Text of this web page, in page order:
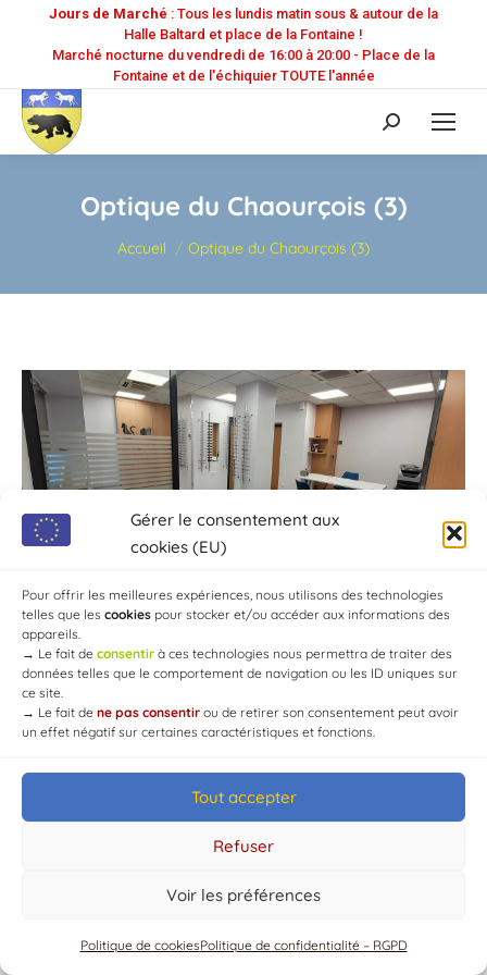
Gérer le consentement aux
cookies (EU)
Pour offrir les meilleures expériences, nous utilisons des technologies
telles que les cookies pour stocker et/ou accéder aux informations des
appareils.
→ Le fait de consentir à ces technologies nous permettra de traiter des
données telles que le comportement de navigation ou les ID uniques sur
ce site.
→ Le fait de ne pas consentir ou de retirer son consentement peut avoir
un effet négatif sur certaines caractéristiques et fonctions.
Tout accepter
Refuser
Voir les préférences
Politique de cookiesPolitique de confidentialité – RGPD
Jours de Marché : Tous les lundis matin sous & autour de la
Halle Baltard et place de la Fontaine !
Marché nocturne du vendredi de 16:00 à 20:00 - Place de la
Fontaine et de l'échiquier TOUTE l'année
Recherche
:
Optique du Chaourçois (3)
Vous êtes ici :
Accueil Optique du Chaourçois (3)